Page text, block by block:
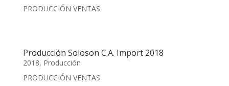
PRODUCCIÓN VENTAS
Producción Soloson C.A. Import 2018
2018, Producción
PRODUCCIÓN VENTAS